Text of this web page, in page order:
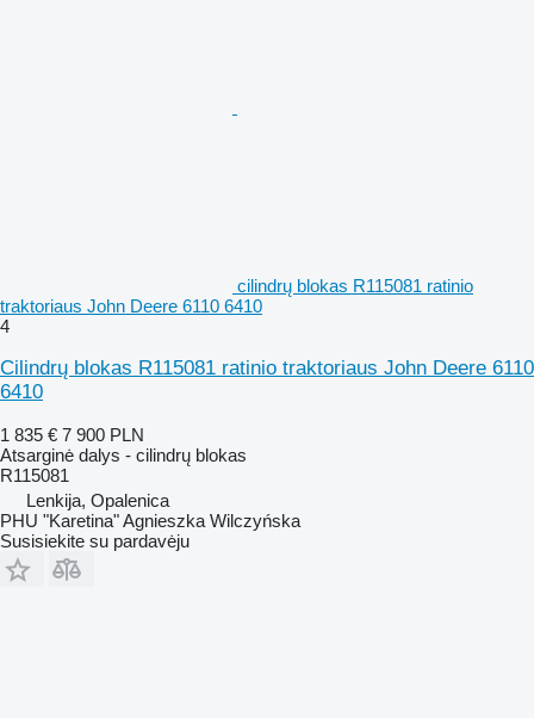
cilindrų blokas R115081 ratinio
traktoriaus John Deere 6110 6410
4
Cilindrų blokas R115081 ratinio traktoriaus John Deere 6110
6410
1 835 € 7 900 PLN
Atsarginė dalys - cilindrų blokas
R115081
Lenkija, Opalenica
PHU "Karetina" Agnieszka Wilczyńska
Susisiekite su pardavėju